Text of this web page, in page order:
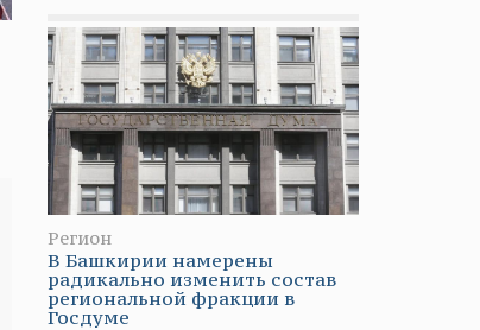
Регион
В Башкирии намерены
радикально изменить состав
региональной фракции в
Госдуме